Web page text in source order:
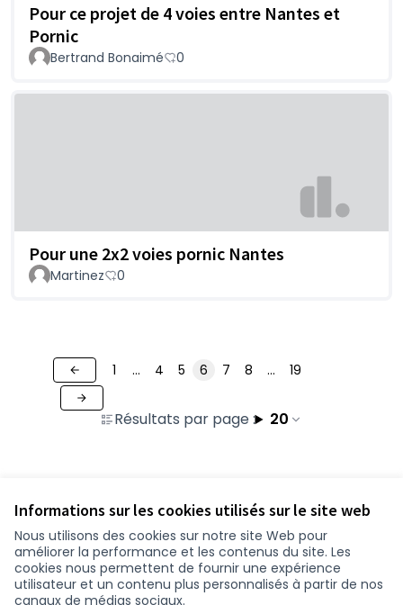
Informations sur les cookies utilisés sur le site web
Nous utilisons des cookies sur notre site Web pour
améliorer la performance et les contenus du site. Les
cookies nous permettent de fournir une expérience
utilisateur et un contenu plus personnalisés à partir de nos
canaux de médias sociaux.
Pour ce projet de 4 voies entre Nantes et
Pornic
Bertrand Bonaimé 0
Pour une 2x2 voies pornic Nantes
Martinez 0
Résultats par page : 20
1 … 4 5 6 7 8 … 19
Conditions d'utilisation
Paramètres des cookies
participer.loire-atlantique.fr sur Facebook
participer.loire-atlantique.fr sur Instagram
participer.loire-atlantique.fr sur YouTube